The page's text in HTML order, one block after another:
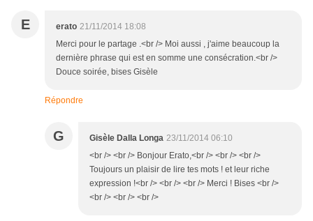
E erato 21/11/2014 18:08
Merci pour le partage .<br /> Moi aussi , j'aime beaucoup la
dernière phrase qui est en somme une consécration.<br />
Douce soirée, bises Gisèle
Répondre
G Gisèle Dalla Longa 23/11/2014 06:10
<br /> <br /> Bonjour Erato,<br /> <br /> <br />
Toujours un plaisir de lire tes mots ! et leur riche
expression !<br /> <br /> <br /> Merci ! Bises <br />
<br /> <br /> <br />